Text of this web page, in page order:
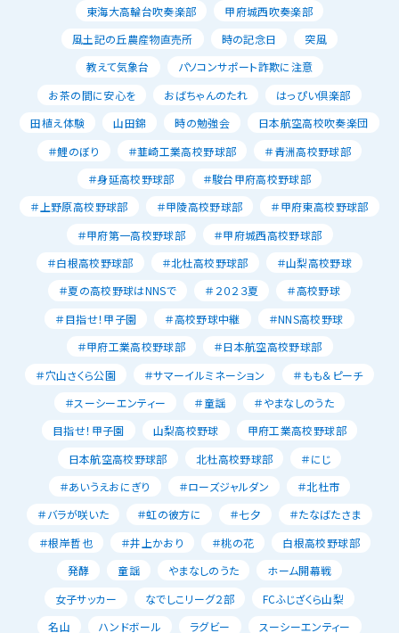
東海大高輪台吹奏楽部
甲府城西吹奏楽部
風土記の丘農産物直売所
時の記念日
突風
教えて気象台
パソコンサポート詐欺に注意
お茶の間に安心を
おばちゃんのたれ
はっぴい倶楽部
田植え体験
山田錦 時の勉強会
日本航空高校吹奏楽団
＃鯉のぼり
＃韮崎工業高校野球部
＃青洲高校野球部
＃身延高校野球部
＃駿台甲府高校野球部
＃上野原高校野球部
＃甲陵高校野球部
＃甲府東高校野球部
＃甲府第一高校野球部
＃甲府城西高校野球部
＃白根高校野球部
＃北杜高校野球部
＃山梨高校野球
＃夏の高校野球はNNSで
＃２０２３夏
＃高校野球
＃目指せ！甲子園
＃高校野球中継
＃NNS高校野球
＃甲府工業高校野球部
＃日本航空高校野球部
＃穴山さくら公園
＃サマーイルミネーション
＃もも＆ピーチ
＃スーシーエンティー
＃童謡
＃やまなしのうた
目指せ！甲子園
山梨高校野球
甲府工業高校野球部
日本航空高校野球部
北杜高校野球部
＃にじ
＃あいうえおにぎり
＃ローズジャルダン
＃北杜市
＃バラが咲いた
＃虹の彼方に ＃七夕
＃たなばたさま
＃根岸哲也
＃井上かおり ＃桃の花
白根高校野球部
発酵
童謡 やまなしのうた
ホーム開幕戦
女子サッカー
なでしこリーグ２部
FCふじざくら山梨
名山
ハンドボール ラグビー
スーシーエンティー